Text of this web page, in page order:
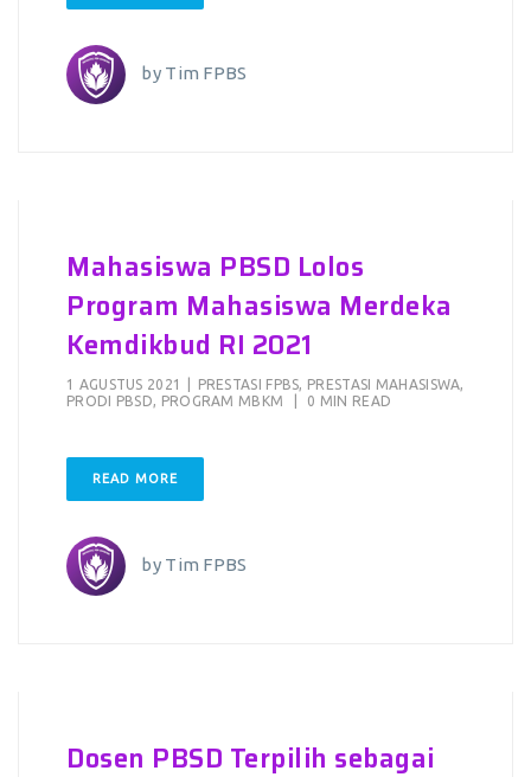
by Tim FPBS
Mahasiswa PBSD Lolos
Program Mahasiswa Merdeka
Kemdikbud RI 2021
1 AGUSTUS 2021 PRESTASI FPBS PRESTASI MAHASISWA
PRODI PBSD
PROGRAM MBKM 0 MIN READ
READ MORE
by Tim FPBS
Dosen PBSD Terpilih sebagai